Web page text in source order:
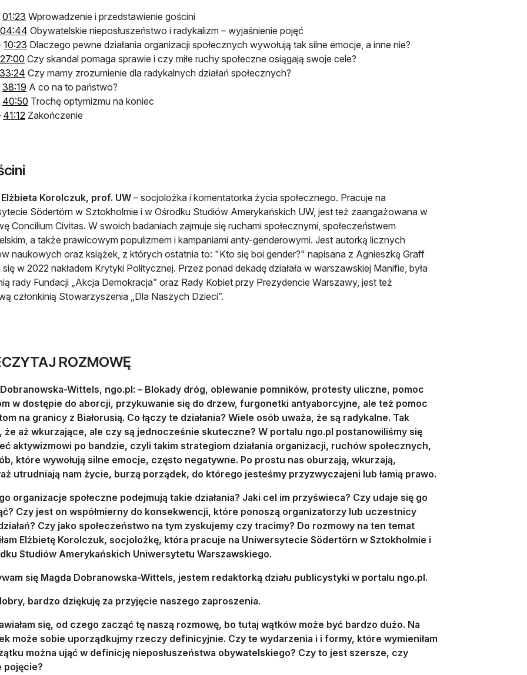
się w nowej karcie
01:23 otwiera się w nowej karcie
Wprowadzenie i przedstawienie gościni
się w nowej karcie
04:44 otwiera się w nowej karcie
Obywatelskie nieposłuszeństwo i radykalizm – wyjaśnienie pojęć
się w nowej karcie
10:23 otwiera się w nowej karcie
Dlaczego pewne działania organizacji społecznych wywołują tak silne emocje, a inne nie?
się w nowej karcie
27:00 otwiera się w nowej karcie
Czy skandal pomaga sprawie i czy miłe ruchy społeczne osiągają swoje cele?
się w nowej karcie
33:24 otwiera się w nowej karcie
Czy mamy zrozumienie dla radykalnych działań społecznych?
się w nowej karcie
38:19 otwiera się w nowej karcie
A co na to państwo?
się w nowej karcie
40:50 otwiera się w nowej karcie
Trochę optymizmu na koniec
się w nowej karcie
41:12 otwiera się w nowej karcie
Zakończenie
Korolczuk, prof. UW – socjolożka i komentatorka życia społecznego. Pracuje na
Södertörn w Sztokholmie i w Ośrodku Studiów Amerykańskich UW, jest też zaangażowana w
Concilium Civitas. W swoich badaniach zajmuje się ruchami społecznymi, społeczeństwem
a także prawicowym populizmem i kampaniami anty-genderowymi. Jest autorką licznych
naukowych oraz książek, z których ostatnia to: "Kto się boi gender?" napisana z Agnieszką Graff
się w 2022 nakładem Krytyki Politycznej. Przez ponad dekadę działała w warszawskiej Manifie, była
rady Fundacji „Akcja Demokracja” oraz Rady Kobiet przy Prezydencie Warszawy, jest też
członkinią Stowarzyszenia „Dla Naszych Dzieci”.
ROZMOWĘ
Wittels, ngo.pl: – Blokady dróg, oblewanie pomników, protesty uliczne, pomoc
w dostępie do aborcji, przykuwanie się do drzew, furgonetki antyaborcyjne, ale też pomoc
na granicy z Białorusią. Co łączy te działania? Wiele osób uważa, że są radykalne. Tak
że aż wkurzające, ale czy są jednocześnie skuteczne? W portalu ngo.pl postanowiliśmy się
aktywizmowi po bandzie, czyli takim strategiom działania organizacji, ruchów społecznych,
które wywołują silne emocje, często negatywne. Po prostu nas oburzają, wkurzają,
utrudniają nam życie, burzą porządek, do którego jesteśmy przyzwyczajeni lub łamią prawo.
organizacje społeczne podejmują takie działania? Jaki cel im przyświeca? Czy udaje się go
Czy jest on współmierny do konsekwencji, które ponoszą organizatorzy lub uczestnicy
Czy jako społeczeństwo na tym zyskujemy czy tracimy? Do rozmowy na ten temat
Elżbietę Korolczuk, socjolożkę, która pracuje na Uniwersytecie Södertörn w Sztokholmie i
Studiów Amerykańskich Uniwersytetu Warszawskiego.
się Magda Dobranowska-Wittels, jestem redaktorką działu publicystyki w portalu ngo.pl.
bardzo dziękuję za przyjęcie naszego zaproszenia.
się, od czego zacząć tę naszą rozmowę, bo tutaj wątków może być bardzo dużo. Na
może sobie uporządkujmy rzeczy definicyjnie. Czy te wydarzenia i i formy, które wymieniłam
można ująć w definicję nieposłuszeństwa obywatelskiego? Czy to jest szersze, czy
pojęcie?